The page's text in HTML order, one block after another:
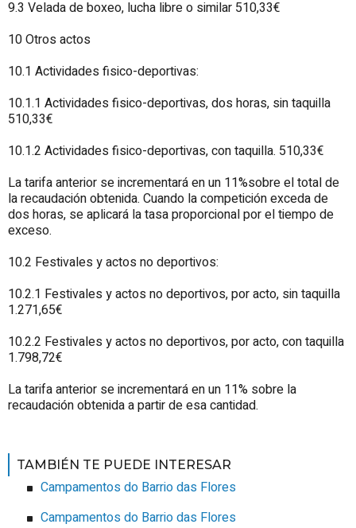
9.3 Velada de boxeo, lucha libre o similar 510,33€
10 Otros actos
10.1 Actividades fisico-deportivas:
10.1.1 Actividades fisico-deportivas, dos horas, sin taquilla
510,33€
10.1.2 Actividades fisico-deportivas, con taquilla. 510,33€
La tarifa anterior se incrementará en un 11%sobre el total de
la recaudación obtenida. Cuando la competición exceda de
dos horas, se aplicará la tasa proporcional por el tiempo de
exceso.
10.2 Festivales y actos no deportivos:
10.2.1 Festivales y actos no deportivos, por acto, sin taquilla
1.271,65€
10.2.2 Festivales y actos no deportivos, por acto, con taquilla
1.798,72€
La tarifa anterior se incrementará en un 11% sobre la
recaudación obtenida a partir de esa cantidad.
TAMBIÉN TE PUEDE INTERESAR
Campamentos do Barrio das Flores
Campamentos do Barrio das Flores